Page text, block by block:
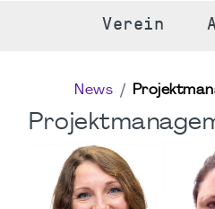
Verein
News